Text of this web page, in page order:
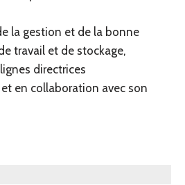
la gestion et de la bonne
travail et de stockage,
directrices
en collaboration avec son